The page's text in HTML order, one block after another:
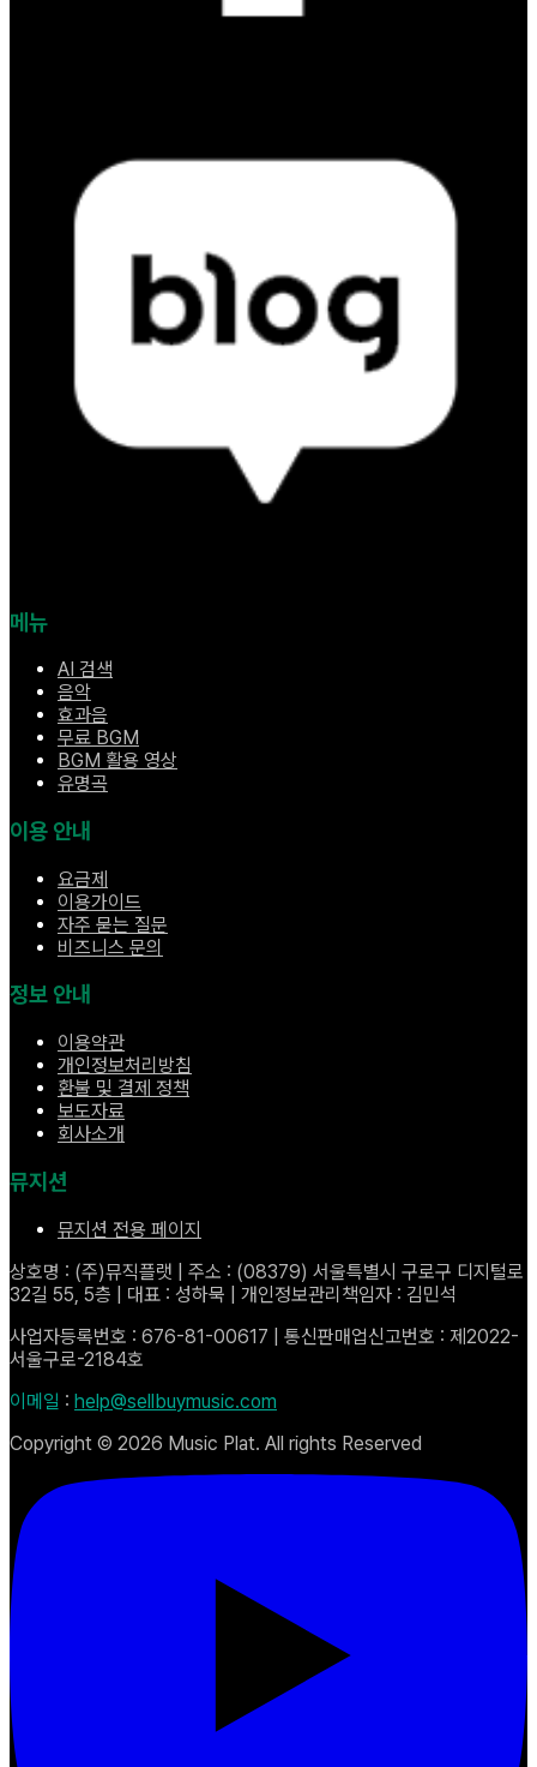
메뉴
AI 검색
음악
효과음
무료 BGM
BGM 활용 영상
유명곡
이용 안내
요금제
이용가이드
자주 묻는 질문
비즈니스 문의
정보 안내
이용약관
개인정보처리방침
환불 및 결제 정책
보도자료
회사소개
뮤지션
뮤지션 전용 페이지
상호명 : (주)뮤직플랫 | 주소 : (08379) 서울특별시 구로구 디지털로
32길 55, 5층 | 대표 : 성하묵 | 개인정보관리책임자 : 김민석
사업자등록번호 : 676-81-00617 | 통신판매업신고번호 : 제2022-
서울구로-2184호
이메일 : help@sellbuymusic.com
Copyright © 2026 Music Plat. All rights Reserved